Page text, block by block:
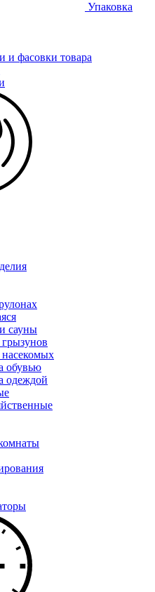
Упаковка
и фасовки товара
сауны
обувью
одеждой